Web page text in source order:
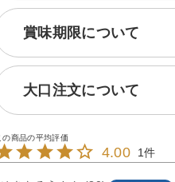
賞味期限について
大口注文について
4.00 1